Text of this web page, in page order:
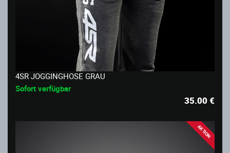
4SR JOGGINGHOSE GRAU
Sofort verfügbar
35.00€
AKTION